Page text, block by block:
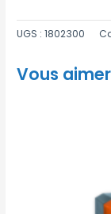
UGS :1802300
Vous